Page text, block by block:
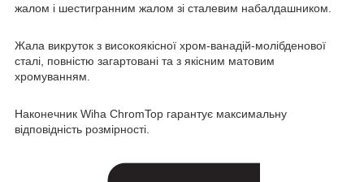
жалом і шестигранним жалом зі сталевим набалдашником.
Жала викруток з високоякісної хром-ванадій-молібденової
сталі, повністю загартовані та з якісним матовим
хромуванням.
Наконечник Wiha ChromTop гарантує максимальну
відповідність розмірності.